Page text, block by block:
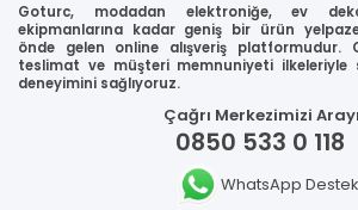
Goturc, modadan elektroniğe, ev
ekipmanlarına kadar geniş bir ürün
önde gelen online alışveriş platformudur.
teslimat ve müşteri memnuniyeti ilkeleriyle
deneyimini sağlıyoruz.
Çağrı Merkezimizi
0850 533 0 118
WhatsApp Destek